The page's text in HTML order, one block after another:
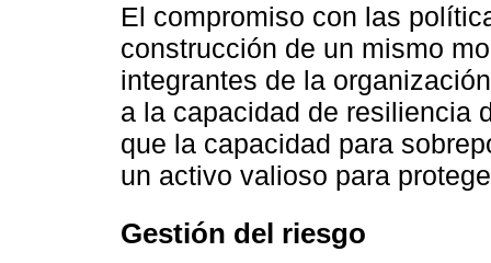
El compromiso con las
construcción de un mismo
integrantes de la
a la capacidad de resiliencia
que la capacidad para
un activo valioso para
Gestión del riesgo